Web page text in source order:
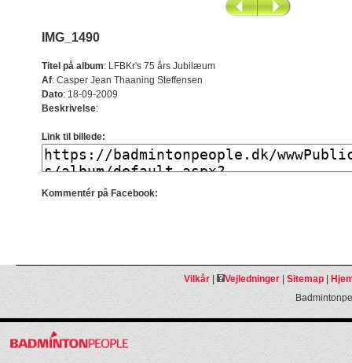
IMG_1490
Titel på album: LFBKr's 75 års Jubilæum
Af: Casper Jean Thaaning Steffensen
Dato: 18-09-2009
Beskrivelse:
Link til billede:
Kommentér på Facebook:
Vilkår| Vejledninger| Sitemap|